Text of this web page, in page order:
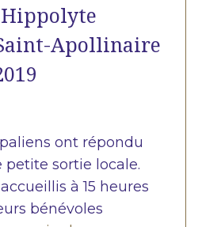
Apollinaire
ont répondu
petite sortie locale.
à 15 heures
bénévoles